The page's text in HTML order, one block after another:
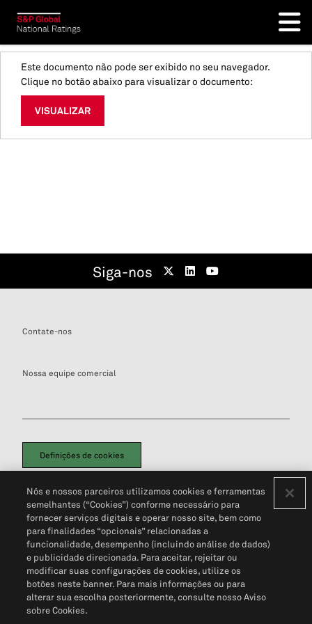
Este documento não pode ser exibido no seu navegador.
Clique no botão abaixo para visualizar o documento:
VISUALIZAR
Siga-nos
Contate-nos
Nossa equipe comercial
Definições de cookies
Política de PrivacidadePortal de privacidade do cliente (em inglês)
Não Venda Minhas Informações Pessoais© 2026 S&P Global
Nós e nossos parceiros utilizamos cookies e ferramentas
semelhantes (“Cookies”) conforme necessário para
fornecer serviços digitais e operar nosso site, bem como
para finalidades “opcionais” relacionadas a
funcionalidade, desempenho (incluindo análise de dados)
e publicidade direcionada. Para aceitar, rejeitar ou
modificar suas configurações de cookies, utilize os
botões neste banner. Para mais informações ou para
alterar sua escolha posteriormente, consulte nosso Aviso
sobre Cookies.